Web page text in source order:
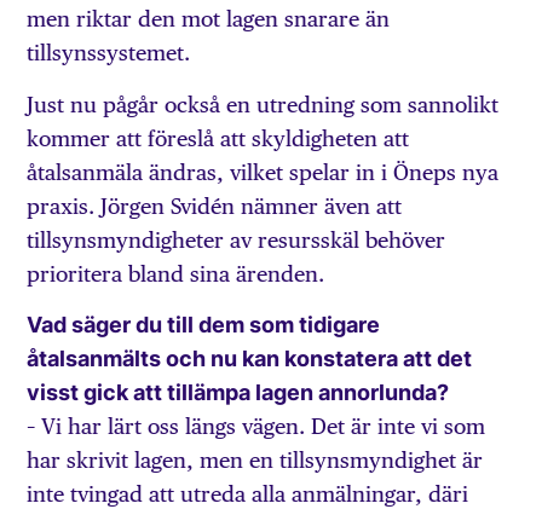
men riktar den mot lagen snarare än
tillsynssystemet.
Just nu pågår också en utredning som sannolikt
kommer att föreslå att skyldigheten att
åtalsanmäla ändras, vilket spelar in i Öneps nya
praxis. Jörgen Svidén nämner även att
tillsynsmyndigheter av resursskäl behöver
prioritera bland sina ärenden.
Vad säger du till dem som tidigare
åtalsanmälts och nu kan konstatera att det
visst gick att tillämpa lagen annorlunda?
– Vi har lärt oss längs vägen. Det är inte vi som
har skrivit lagen, men en tillsynsmyndighet är
inte tvingad att utreda alla anmälningar, däri